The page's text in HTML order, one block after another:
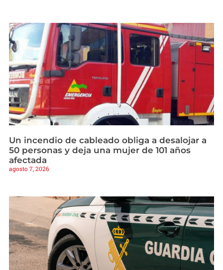
Un incendio de cableado obliga a desalojar a
50 personas y deja una mujer de 101 años
afectada
agosto 7, 2026